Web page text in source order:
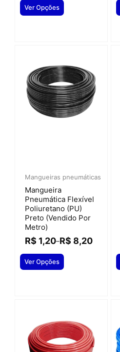
Ver Opções
Mangueiras pneumáticas
Mangueira
Pneumática Flexível
Poliuretano (PU)
Preto (vendido Por
Metro)
R$ 1,20–R$ 8,20
Ver Opções